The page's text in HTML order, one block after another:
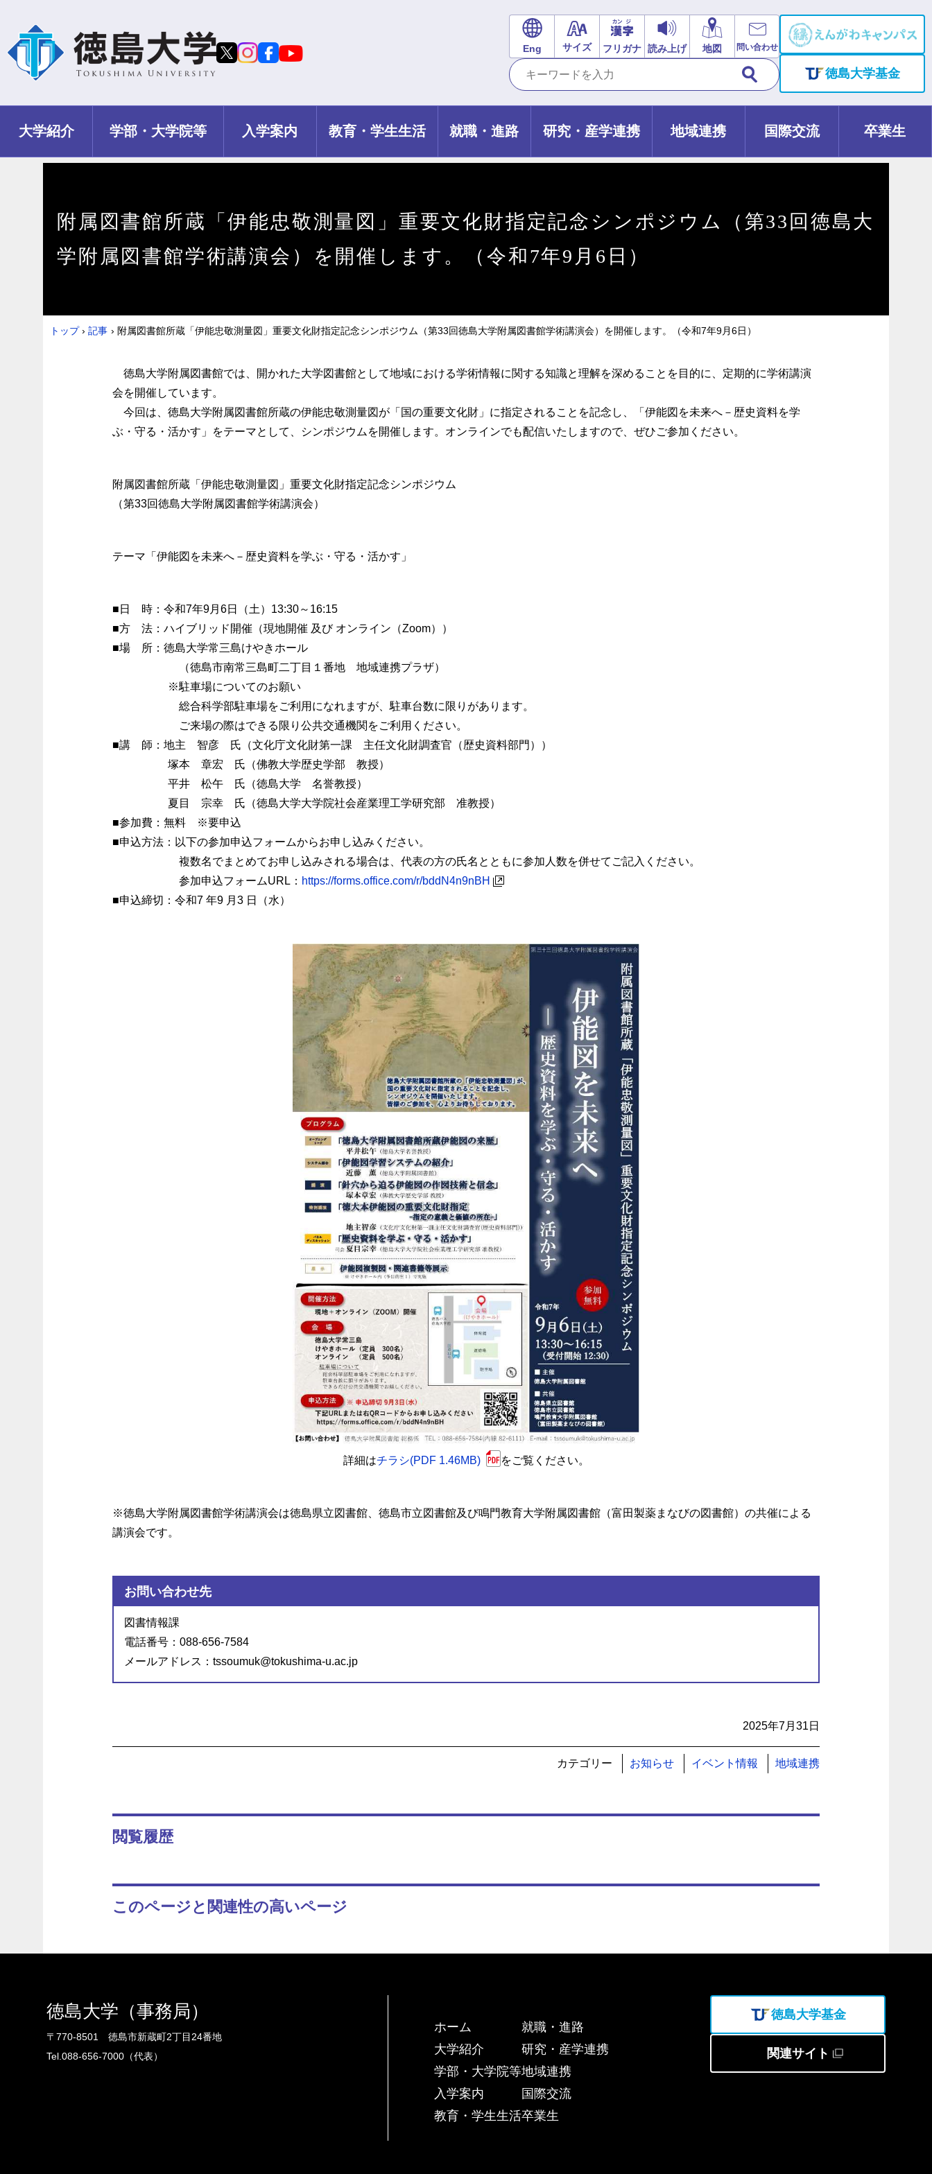
Eng サイズ フリガナ 読み上げ 地図 問い合わせ
徳島大学基金
大学紹介 学部・大学院等 入学案内 教育・学生生活 就職・進路 研究・産学連携 地域連携 国際交流 卒業生
附属図書館所蔵「伊能忠敬測量図」重要文化財指定記念シンポジウム（第33回徳島大
学附属図書館学術講演会）を開催します。（令和7年9月6日）
トップ › 記事 › 附属図書館所蔵「伊能忠敬測量図」重要文化財指定記念シンポジウム（第33回徳島大学附属図書館学術講演会）を開催します。（令和7年9月6日）
徳島大学附属図書館では、開かれた大学図書館として地域における学術情報に関する知識と理解を深めることを目的に、定期的に学術講演
会を開催しています。
今回は、徳島大学附属図書館所蔵の伊能忠敬測量図が「国の重要文化財」に指定されることを記念し、「伊能図を未来へ－歴史資料を学
ぶ・守る・活かす」をテーマとして、シンポジウムを開催します。オンラインでも配信いたしますので、ぜひご参加ください。
附属図書館所蔵「伊能忠敬測量図」重要文化財指定記念シンポジウム
（第33回徳島大学附属図書館学術講演会）
テーマ「伊能図を未来へ－歴史資料を学ぶ・守る・活かす」
■日 時：令和7年9月6日（土）13:30～16:15
■方 法：ハイブリッド開催（現地開催 及び オンライン（Zoom））
■場 所：徳島大学常三島けやきホール
（徳島市南常三島町二丁目１番地 地域連携プラザ）
※駐車場についてのお願い
総合科学部駐車場をご利用になれますが、駐車台数に限りがあります。
ご来場の際はできる限り公共交通機関をご利用ください。
■講 師：地主 智彦 氏（文化庁文化財第一課 主任文化財調査官（歴史資料部門））
塚本 章宏 氏（佛教大学歴史学部 教授）
平井 松午 氏（徳島大学 名誉教授）
夏目 宗幸 氏（徳島大学大学院社会産業理工学研究部 准教授）
■参加費：無料 ※要申込
■申込方法：以下の参加申込フォームからお申し込みください。
複数名でまとめてお申し込みされる場合は、代表の方の氏名とともに参加人数を併せてご記入ください。
参加申込フォームURL： https://forms.office.com/r/bddN4n9nBH
■申込締切：令和7 年9 月3 日（水）
詳細はチラシ(PDF 1.46MB) をご覧ください。
※徳島大学附属図書館学術講演会は徳島県立図書館、徳島市立図書館及び鳴門教育大学附属図書館（富田製薬まなびの図書館）の共催による
講演会です。
お問い合わせ先
図書情報課
電話番号：088-656-7584
メールアドレス：tssoumuk@tokushima-u.ac.jp
2025年7月31日
カテゴリー お知らせ イベント情報 地域連携
閲覧履歴
このページと関連性の高いページ
徳島大学（事務局）
〒770-8501 徳島市新蔵町2丁目24番地
Tel.088-656-7000（代表）
ホーム
大学紹介
学部・大学院等
入学案内
教育・学生生活
就職・進路
研究・産学連携
地域連携
国際交流
卒業生
徳島大学基金
関連サイト